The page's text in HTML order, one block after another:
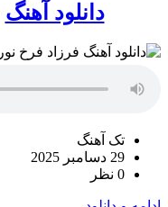
دانلود آهنگ
تک آهنگ
29 دسامبر 2025
0 نظر